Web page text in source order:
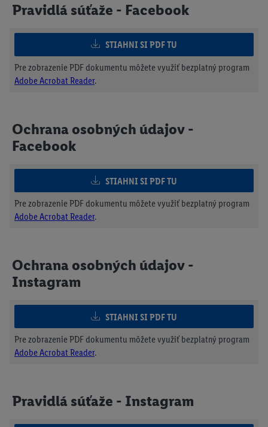
Pravidlá súťaže - Facebook
STIAHNI SI PDF TU
Pre zobrazenie PDF dokumentu môžete využiť bezplatný program
Adobe Acrobat Reader.
Ochrana osobných údajov -
Facebook
STIAHNI SI PDF TU
Pre zobrazenie PDF dokumentu môžete využiť bezplatný program
Adobe Acrobat Reader.
Ochrana osobných údajov -
Instagram
STIAHNI SI PDF TU
Pre zobrazenie PDF dokumentu môžete využiť bezplatný program
Adobe Acrobat Reader.
Pravidlá súťaže - Instagram